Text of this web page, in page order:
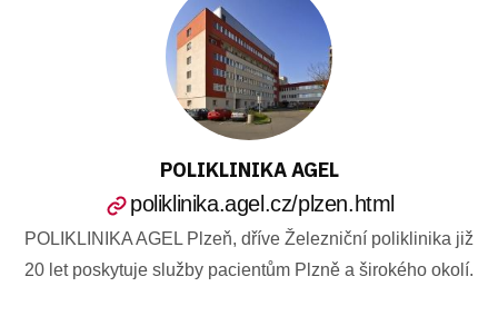
POLIKLINIKA AGEL
poliklinika.agel.cz/plzen.html
POLIKLINIKA AGEL Plzeň, dříve Železniční poliklinika již
20 let poskytuje služby pacientům Plzně a širokého okolí.